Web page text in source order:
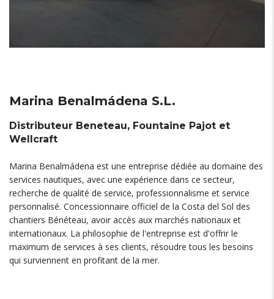
Marina Benalmádena S.L.
Distributeur Beneteau, Fountaine Pajot et
Wellcraft
Marina Benalmádena est une entreprise dédiée au domaine des
services nautiques, avec une expérience dans ce secteur,
recherche de qualité de service, professionnalisme et service
personnalisé. Concessionnaire officiel de la Costa del Sol des
chantiers Bénéteau, avoir accès aux marchés nationaux et
internationaux. La philosophie de l'entreprise est d'offrir le
maximum de services à ses clients, résoudre tous les besoins
qui surviennent en profitant de la mer.